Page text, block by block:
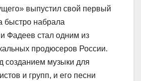
выпустил свой первый
быстро набрала
Фадеев стал одним из
продюсеров России.
созданием музыки для
и групп, и его песни